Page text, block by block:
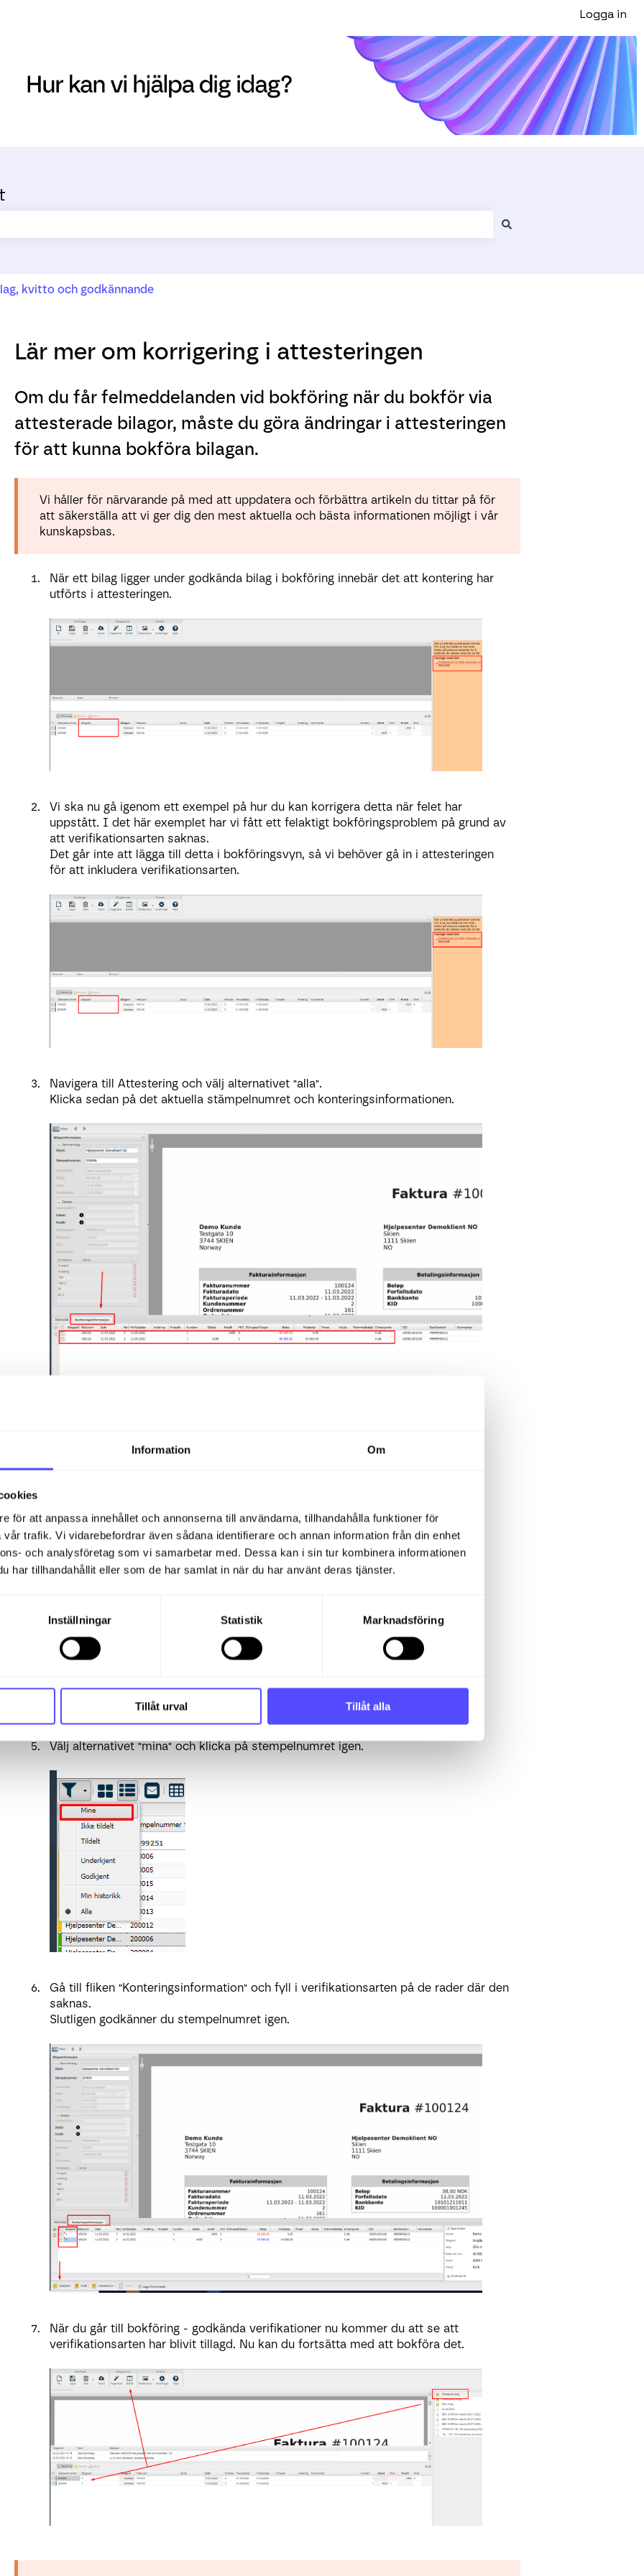
Information Om
för att anpassa innehållet och annonserna till användarna, tillhandahålla funktioner för
trafik. Vi vidarebefordrar även sådana identifierare och annan information från din enhet
och analysföretag som vi samarbetar med. Dessa kan i sin tur kombinera informationen
har tillhandahållit eller som de har samlat in när du har använt deras tjänster.
Inställningar Statistik Marknadsföring
Tillåt urval Tillåt alla
Logga in
kvitto och godkännande
Lär mer om korrigering i attesteringen
Om du får felmeddelanden vid bokföring när du bokför via
attesterade bilagor, måste du göra ändringar i attesteringen
för att kunna bokföra bilagan.
Vi håller för närvarande på med att uppdatera och förbättra artikeln du tittar på för
att säkerställa att vi ger dig den mest aktuella och bästa informationen möjligt i vår
kunskapsbas.
När ett bilag ligger under godkända bilag i bokföring innebär det att kontering har
utförts i attesteringen.
Vi ska nu gå igenom ett exempel på hur du kan korrigera detta när felet har
uppstått. I det här exemplet har vi fått ett felaktigt bokföringsproblem på grund av
att verifikationsarten saknas.
Det går inte att lägga till detta i bokföringsvyn, så vi behöver gå in i attesteringen
för att inkludera verifikationsarten.
Navigera till Attestering och välj alternativet "alla".
Klicka sedan på det aktuella stämpelnumret och konteringsinformationen.
Navigera till fliken "Historik" och lägg till dig själv som attestant.
Välj alternativet "mina" och klicka på stempelnumret igen.
Gå till fliken "Konteringsinformation" och fyll i verifikationsarten på de rader där den
saknas.
Slutligen godkänner du stempelnumret igen.
När du går till bokföring - godkända verifikationer nu kommer du att se att
verifikationsarten har blivit tillagd. Nu kan du fortsätta med att bokföra det.